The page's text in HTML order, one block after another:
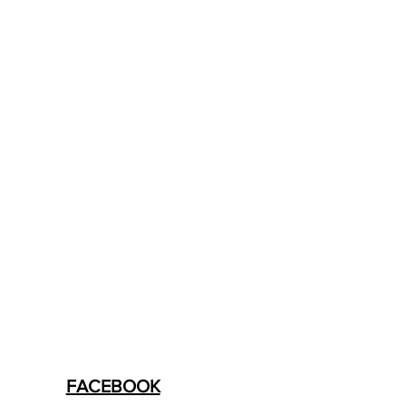
FACEBOOK